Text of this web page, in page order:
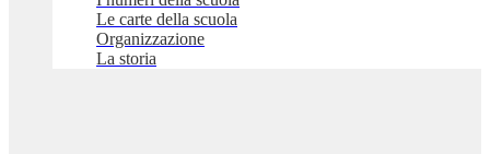
Le carte della scuola
Organizzazione
La storia